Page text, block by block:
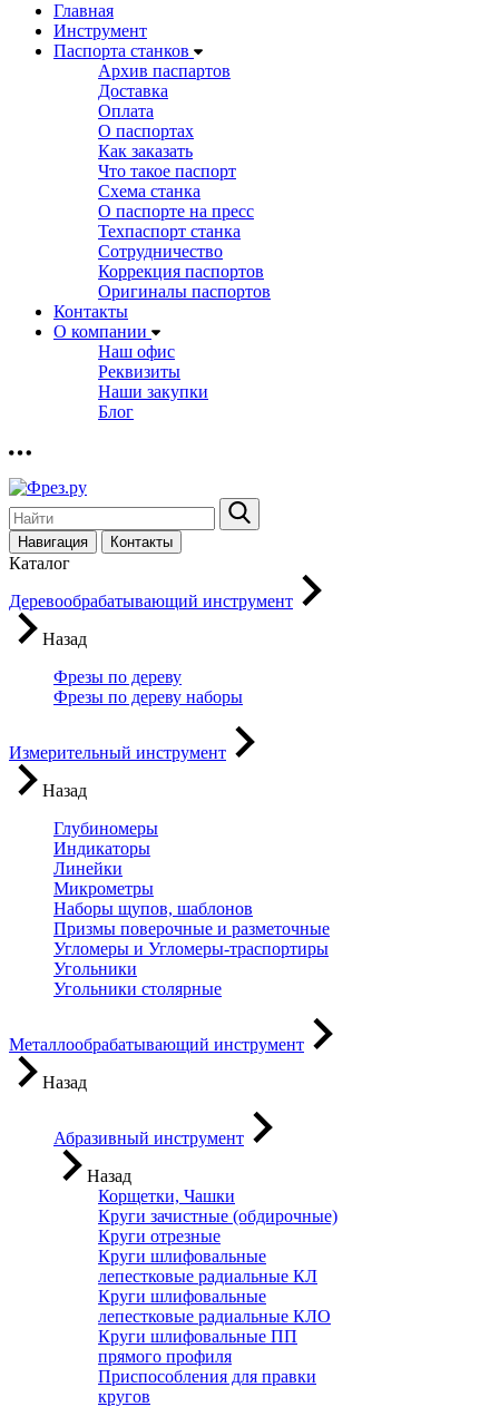
Главная
Инструмент
Паспорта станков
Архив паспартов
Доставка
Оплата
О паспортах
Как заказать
Что такое паспорт
Схема станка
О паспорте на пресс
Техпаспорт станка
Сотрудничество
Коррекция паспортов
Оригиналы паспортов
Контакты
О компании
Наш офис
Реквизиты
Наши закупки
Блог
Навигация Контакты
Каталог
Деревообрабатывающий инструмент
Назад
Фрезы по дереву
Фрезы по дереву наборы
Измерительный инструмент
Назад
Глубиномеры
Индикаторы
Линейки
Микрометры
Наборы щупов, шаблонов
Призмы поверочные и разметочные
Угломеры и Угломеры-траспортиры
Угольники
Угольники столярные
Металлообрабатывающий инструмент
Назад
Абразивный инструмент
Назад
Корщетки, Чашки
Круги зачистные (обдирочные)
Круги отрезные
Круги шлифовальные
лепестковые радиальные КЛ
Круги шлифовальные
лепестковые радиальные КЛО
Круги шлифовальные ПП
прямого профиля
Приспособления для правки
кругов